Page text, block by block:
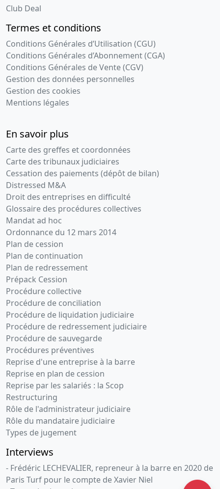
Club Deal
Termes et conditions
Conditions Générales d’Utilisation (CGU)
Conditions Générales d’Abonnement (CGA)
Conditions Générales de Vente (CGV)
Gestion des données personnelles
Gestion des cookies
Mentions légales
En savoir plus
Carte des greffes et coordonnées
Carte des tribunaux judiciaires
Cessation des paiements (dépôt de bilan)
Distressed M&A
Droit des entreprises en difficulté
Glossaire des procédures collectives
Mandat ad hoc
Ordonnance du 12 mars 2014
Plan de cession
Plan de continuation
Plan de redressement
Prépack Cession
Procédure collective
Procédure de conciliation
Procédure de liquidation judiciaire
Procédure de redressement judiciaire
Procédure de sauvegarde
Procédures préventives
Reprise d'une entreprise à la barre
Reprise en plan de cession
Reprise par les salariés : la Scop
Restructuring
Rôle de l'administrateur judiciaire
Rôle du mandataire judiciaire
Types de jugement
Interviews
- Frédéric LECHEVALIER, repreneur à la barre en 2020 de
Paris Turf pour le compte de Xavier Niel